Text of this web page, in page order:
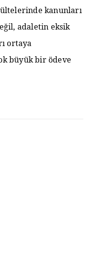
kanunları
adaletin eksik
ortaya
büyük bir ödeve